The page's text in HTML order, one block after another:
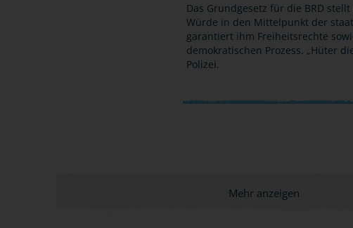
Das Grundgesetz für die BRD
Würde in den Mittelpunkt der
garantiert ihm Freiheitsrechte
demokratischen Prozess. „Hüter
Polizei.
Mehr anzeigen